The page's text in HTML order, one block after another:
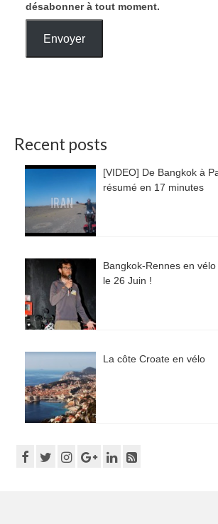
désabonner à tout moment.
Envoyer
Recent posts
[VIDEO] De Bangkok à
résumé en 17 minutes
Bangkok-Rennes en
le 26 Juin !
La côte Croate en vélo